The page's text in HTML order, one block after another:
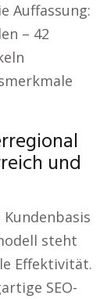
Auffassung:
– 42
und
steht
Effektivität.
SEO-